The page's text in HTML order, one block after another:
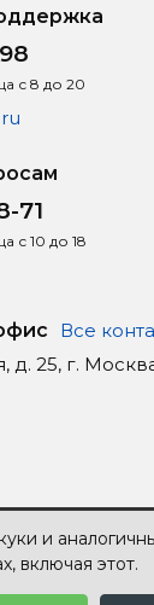
с 8 до 20
71
с 10 до 18
Все
25, г.
и
включая этот.